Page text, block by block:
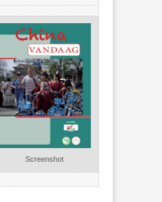
Screenshot